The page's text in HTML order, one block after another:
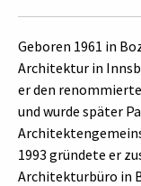
Geboren 1961 in
Architektur in
er den
und wurde später
1993 gründete er
Architekturbüro in